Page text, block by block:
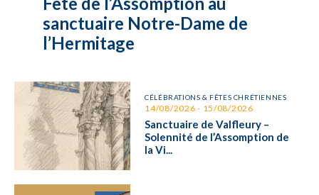
sanctuaire Notre-Dame de
l’Hermitage
CÉLÉBRATIONS & FÊTES CHRÉTIENNES
14/08/2026 - 15/08/2026
Sanctuaire de Valfleury –
Solennité de l’Assomption de
la Vi...